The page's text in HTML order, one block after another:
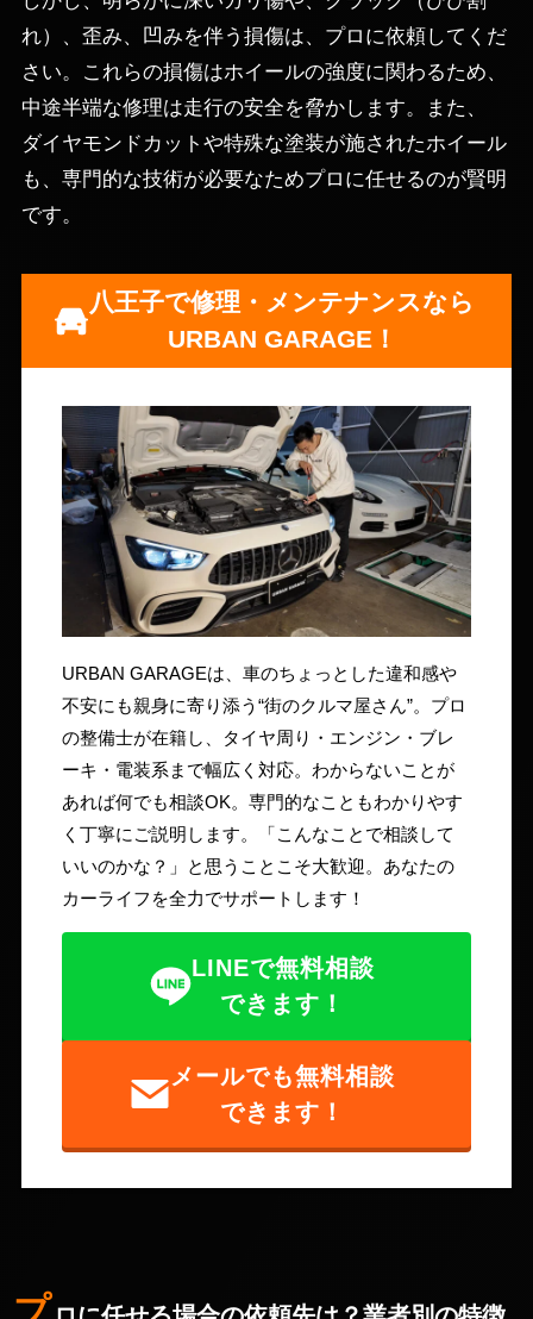
れ）、歪み、凹みを伴う損傷は、プロに依頼してくだ
さい。これらの損傷はホイールの強度に関わるため、
中途半端な修理は走行の安全を脅かします。また、
ダイヤモンドカットや特殊な塗装が施されたホイール
も、専門的な技術が必要なためプロに任せるのが賢明
です。
八王子で修理・メンテナンスなら
URBAN GARAGE！
URBAN GARAGEは、車のちょっとした違和感や
不安にも親身に寄り添う“街のクルマ屋さん”。プロ
の整備士が在籍し、タイヤ周り・エンジン・ブレ
ーキ・電装系まで幅広く対応。わからないことが
あれば何でも相談OK。専門的なこともわかりやす
く丁寧にご説明します。「こんなことで相談して
いいのかな？」と思うことこそ大歓迎。あなたの
カーライフを全力でサポートします！
LINEで無料相談
できます！
メールでも無料相談
できます！
プ